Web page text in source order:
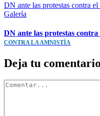
DN ante las protestas contra
Galería
DN ante las protestas
CONTRA LA AMNISTÍA
Deja tu comentario
Comentar